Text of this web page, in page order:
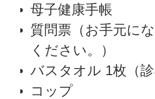
母子健康手帳
質問票（お手元に
ください。）
バスタオル 1枚（診
コップ